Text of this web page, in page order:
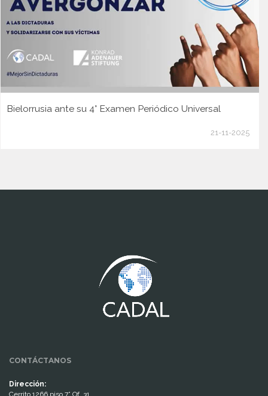
Bielorrusia ante su 4° Examen Periódico Universal
21-11-2025
CONTÁCTANOS
Dirección:
Cerrito 1266 piso 7° Of. 31